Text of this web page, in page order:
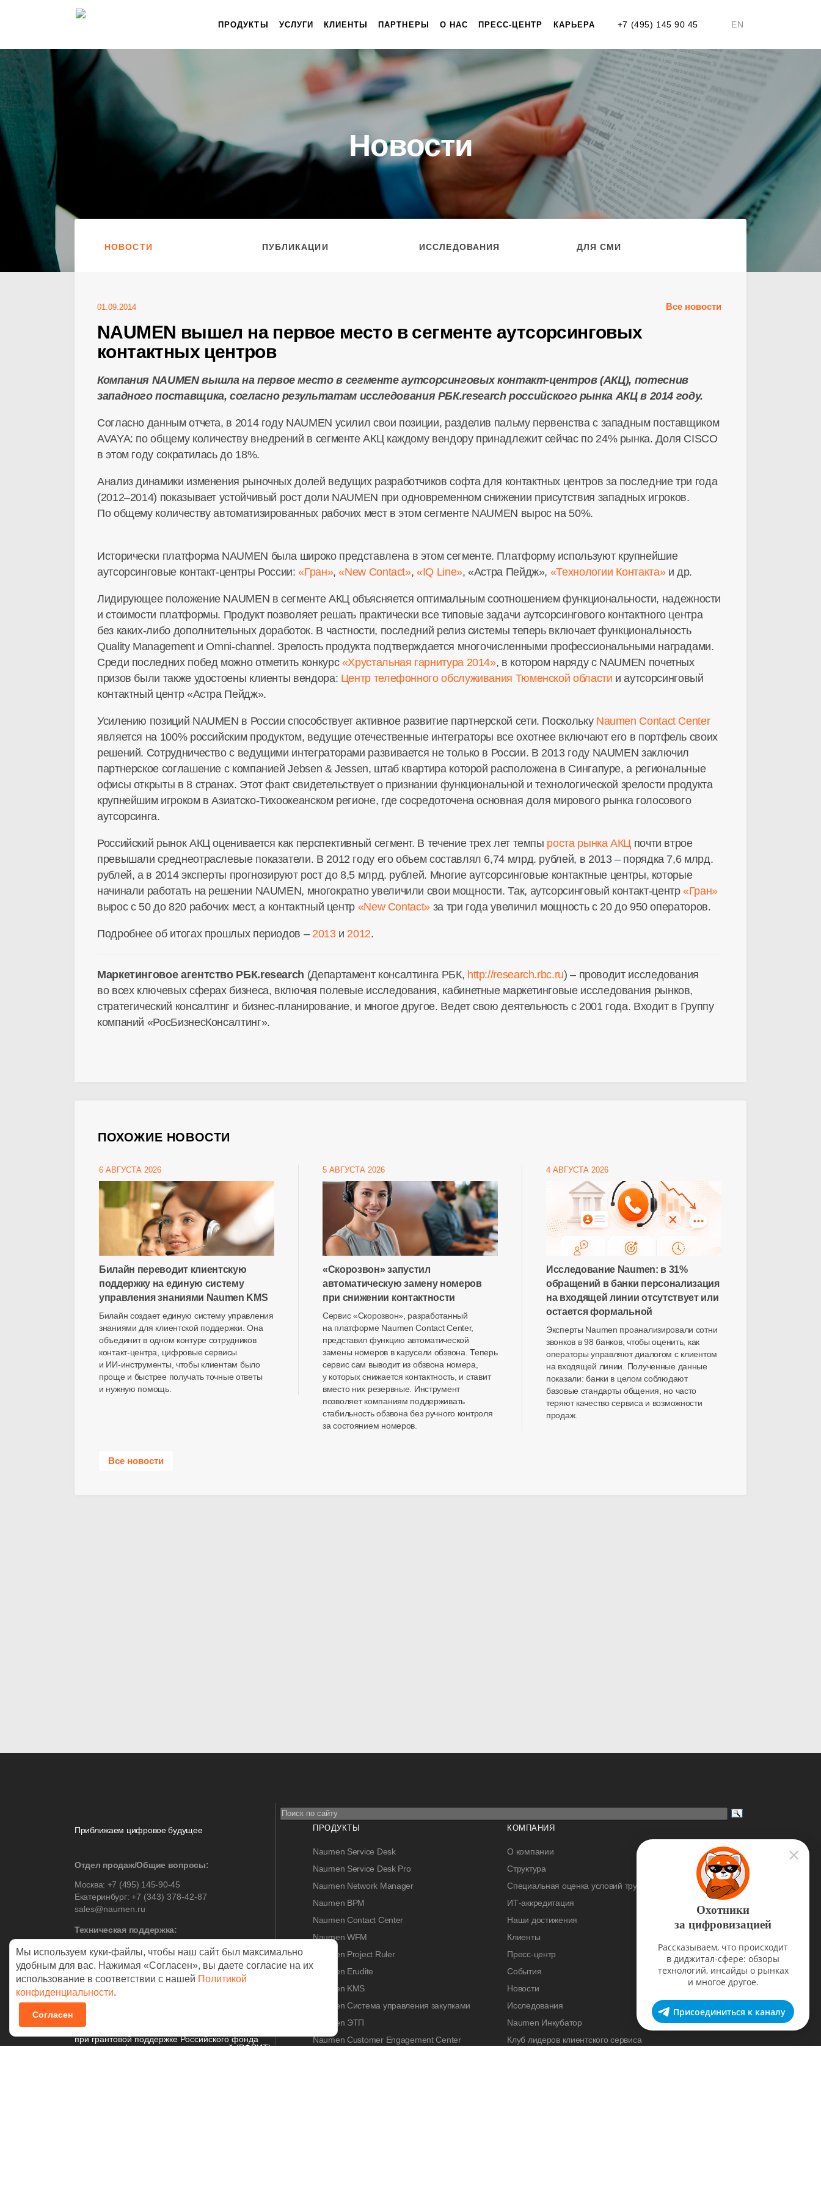
+7 (495) 145 90 45 EN
ПРОДУКТЫ УСЛУГИ КЛИЕНТЫ ПАРТНЕРЫ О НАС ПРЕСС-ЦЕНТР КАРЬЕРА
Новости
НОВОСТИ ПУБЛИКАЦИИ ИССЛЕДОВАНИЯ ДЛЯ СМИ
Все новости
01.09.2014
NAUMEN вышел на первое место в сегменте аутсорсинговых
контактных центров
Компания NAUMEN вышла на первое место в сегменте аутсорсинговых контакт-центров (АКЦ), потеснив
западного поставщика, согласно результатам исследования РБК.research российского рынка АКЦ в 2014 году.
Согласно данным отчета, в 2014 году NAUMEN усилил свои позиции, разделив пальму первенства с западным поставщиком
AVAYA: по общему количеству внедрений в сегменте АКЦ каждому вендору принадлежит сейчас по 24% рынка. Доля CISCO
в этом году сократилась до 18%.
Анализ динамики изменения рыночных долей ведущих разработчиков софта для контактных центров за последние три года
(2012–2014) показывает устойчивый рост доли NAUMEN при одновременном снижении присутствия западных игроков.
По общему количеству автоматизированных рабочих мест в этом сегменте NAUMEN вырос на 50%.
Исторически платформа NAUMEN была широко представлена в этом сегменте. Платформу используют крупнейшие
аутсорсинговые контакт-центры России:«Гран»,«New Contact»,«IQ Line», «Астра Пейдж», «Технологии Контакта»и др.
Лидирующее положение NAUMEN в сегменте АКЦ объясняется оптимальным соотношением функциональности, надежности
и стоимости платформы. Продукт позволяет решать практически все типовые задачи аутсорсингового контактного центра
без каких-либо дополнительных доработок. В частности, последний релиз системы теперь включает функциональность
Quality Management и Omni-channel. Зрелость продукта подтверждается многочисленными профессиональными наградами.
Среди последних побед можно отметить конкурс «Хрустальная гарнитура 2014», в котором наряду с NAUMEN почетных
призов были также удостоены клиенты вендора: Центр телефонного обслуживания Тюменской области и аутсорсинговый
контактный центр «Астра Пейдж».
Усилению позиций NAUMEN в России способствует активное развитие партнерской сети. Поскольку Naumen Contact Center
является на 100% российским продуктом, ведущие отечественные интеграторы все охотнее включают его в портфель своих
решений. Сотрудничество с ведущими интеграторами развивается не только в России. В 2013 году NAUMEN заключил
партнерское соглашение с компанией Jebsen & Jessen, штаб квартира которой расположена в Сингапуре, а региональные
офисы открыты в 8 странах. Этот факт свидетельствует о признании функциональной и технологической зрелости продукта
крупнейшим игроком в Азиатско-Тихоокеанском регионе, где сосредоточена основная доля мирового рынка голосового
аутсорсинга.
Российский рынок АКЦ оценивается как перспективный сегмент. В течение трех лет темпы роста рынка АКЦ почти втрое
превышали среднеотраслевые показатели. В 2012 году его объем составлял 6,74 млрд. рублей, в 2013 – порядка 7,6 млрд.
рублей, а в 2014 эксперты прогнозируют рост до 8,5 млрд. рублей. Многие аутсорсинговые контактные центры, которые
начинали работать на решении NAUMEN, многократно увеличили свои мощности. Так, аутсорсинговый контакт-центр«Гран»
вырос с 50 до 820 рабочих мест, а контактный центр «New Contact»за три года увеличил мощность с 20 до 950 операторов.
Подробнее об итогах прошлых периодов – 2013и 2012.
Маркетинговое агентство РБК.research (Департамент консалтинга РБК, http://research.rbc.ru) – проводит исследования
во всех ключевых сферах бизнеса, включая полевые исследования, кабинетные маркетинговые исследования рынков,
стратегический консалтинг и бизнес-планирование, и многое другое. Ведет свою деятельность с 2001 года. Входит в Группу
компаний «РосБизнесКонсалтинг».
ПОХОЖИЕ НОВОСТИ
6 АВГУСТА 2026
Билайн переводит клиентскую
поддержку на единую систему
управления знаниями Naumen KMS
Билайн создает единую систему управления
знаниями для клиентской поддержки. Она
объединит в одном контуре сотрудников
контакт-центра , цифровые сервисы
и ИИ-инструменты , чтобы клиентам было
проще и быстрее получать точные ответы
и нужную помощь.
5 АВГУСТА 2026
«Скорозвон» запустил
автоматическую замену номеров
при снижении контактности
Сервис «Скорозвон», разработанный
на платформе Naumen Contact Center,
представил функцию автоматической
замены номеров в карусели обзвона. Теперь
сервис сам выводит из обзвона номера,
у которых снижается контактность, и ставит
вместо них резервные. Инструмент
позволяет компаниям поддерживать
стабильность обзвона без ручного контроля
за состоянием номеров.
4 АВГУСТА 2026
Исследование Naumen: в 31%
обращений в банки персонализация
на входящей линии отсутствует или
остается формальной
Эксперты Naumen проанализировали сотни
звонков в 98 банков, чтобы оценить, как
операторы управляют диалогом с клиентом
на входящей линии. Полученные данные
показали: банки в целом соблюдают
базовые стандарты общения, но часто
теряют качество сервиса и возможности
продаж.
Все новости
Приближаем цифровое будущее
Отдел продаж/Общие вопросы:
Москва: +7 (495) 145-90-45
Екатеринбург:+7 (343) 378-42-87
sales@naumen.ru
Техническая поддержка:
Москва:+7 (495) 542-17-53
Екатеринбург:+7 (343) 378-42-88
при грантовой поддержке Российского фонда
развития информационных технологий (РФРИТ)
ПРОДУКТЫ
Naumen Service Desk
Naumen Service Desk Pro
Naumen Network Manager
Naumen BPM
Naumen Contact Center
Naumen WFM
Naumen Project Ruler
Naumen Erudite
Naumen KMS
Naumen Система управления закупками
Naumen ЭТП
Naumen Customer Engagement Center
КОМПАНИЯ
О компании
Структура
Специальная оценка условий труда
ИТ-аккредитация
Наши достижения
Клиенты
Пресс-центр
События
Новости
Исследования
Naumen Инкубатор
Клуб лидеров клиентского сервиса
Мы используем куки-файлы, чтобы наш сайт был максимально
удобным для вас. Нажимая «Согласен», вы даете согласие на их
использование в соответствии с нашей Политикой
конфиденциальности.
Согласен
Охотники
за цифровизацией
Рассказываем, что происходит
в диджитал-сфере: обзоры
технологий, инсайды о рынках
и многое другое.
Присоединиться к каналу